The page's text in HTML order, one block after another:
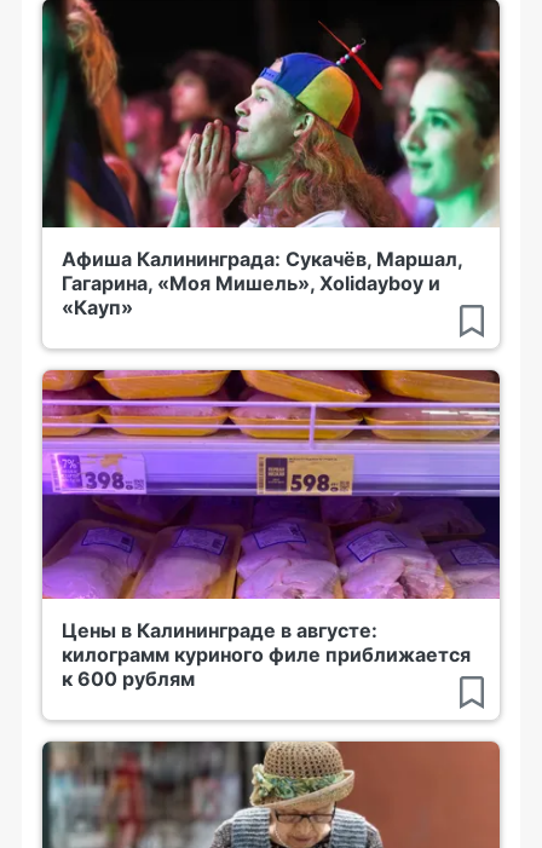
Афиша Калининграда: Сукачёв, Маршал,
Гагарина, «Моя Мишель», Xolidayboy и
«Кауп»
Цены в Калининграде в августе:
килограмм куриного филе приближается
к 600 рублям